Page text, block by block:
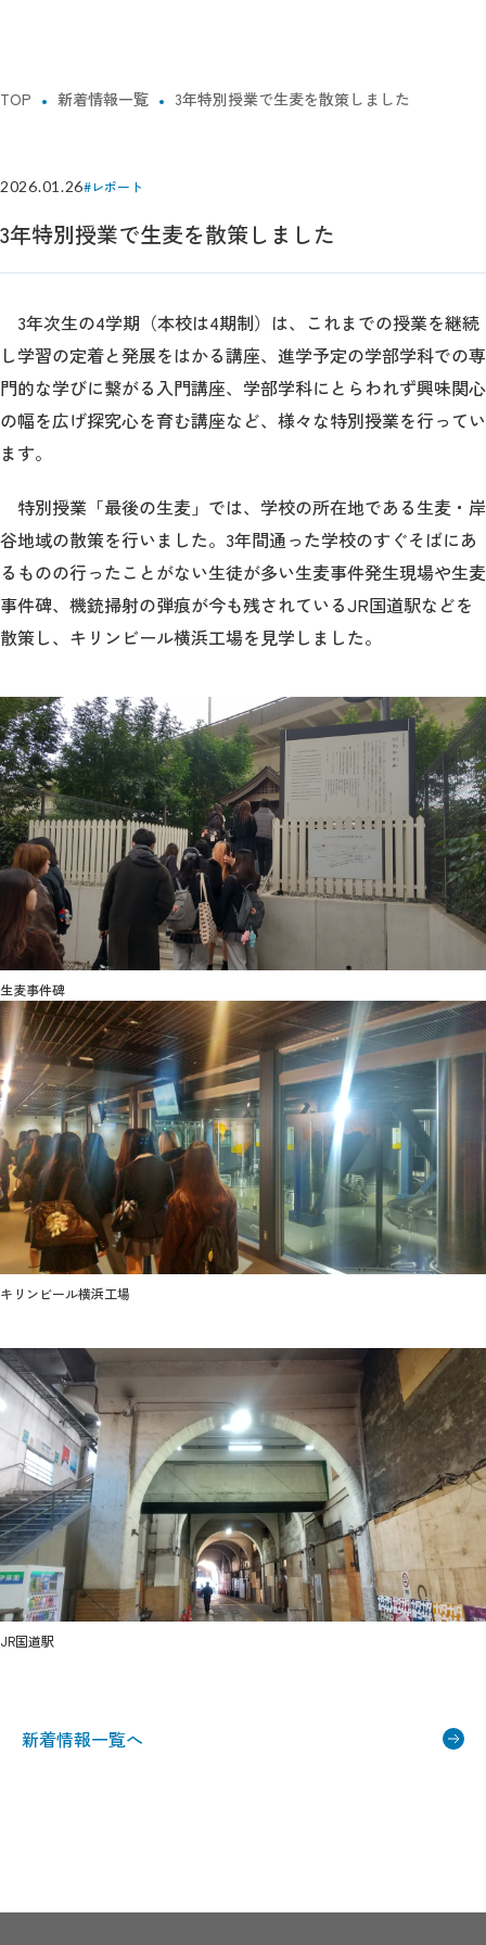
TOP 新着情報一覧 3年特別授業で生麦を散策しました
2026.01.26#レポート
3年特別授業で生麦を散策しました
3年次生の4学期（本校は4期制）は、これまでの授業を継続
し学習の定着と発展をはかる講座、進学予定の学部学科での専
門的な学びに繋がる入門講座、学部学科にとらわれず興味関心
の幅を広げ探究心を育む講座など、様々な特別授業を行ってい
ます。
特別授業「最後の生麦」では、学校の所在地である生麦・岸
谷地域の散策を行いました。3年間通った学校のすぐそばにあ
るものの行ったことがない生徒が多い生麦事件発生現場や生麦
事件碑、機銃掃射の弾痕が今も残されているJR国道駅などを
散策し、キリンビール横浜工場を見学しました。
生麦事件碑
キリンビール横浜工場
JR国道駅
新着情報一覧へ